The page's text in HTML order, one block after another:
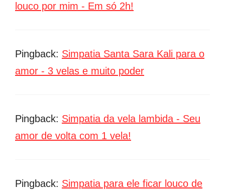
louco por mim - Em só 2h!
Pingback: Simpatia Santa Sara Kali para o
amor - 3 velas e muito poder
Pingback: Simpatia da vela lambida - Seu
amor de volta com 1 vela!
Pingback: Simpatia para ele ficar louco de